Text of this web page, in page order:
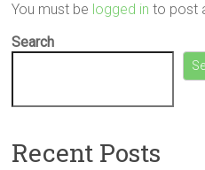
You must be logged in to post
Search
Recent Posts